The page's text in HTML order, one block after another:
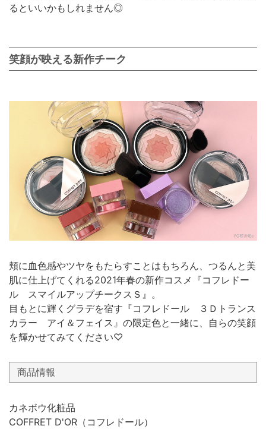
るといいかもしれません◎
笑顔が映える新作チーク
頬に血色感やツヤをもたらすことはもちろん、つるんと美
肌に仕上げてくれる2021年春の新作コスメ『コフレドー
ル スマイルアップチークスＳ』。
目もとに輝くグラデを宿す『コフレドール ３Ｄトランス
カラー アイ＆フェイス』の限定色と一緒に、自らの笑顔
を輝かせてみてください♡
商品情報
カネボウ化粧品
COFFRET D'OR（コフレドール）